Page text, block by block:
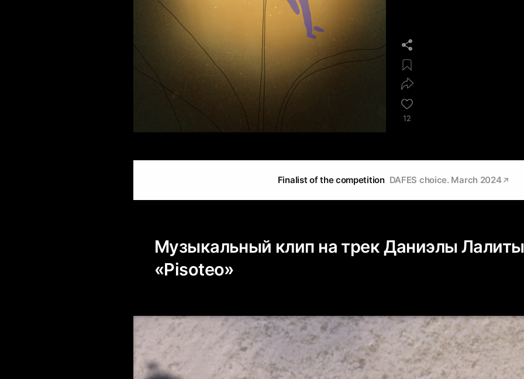
12
Finalist of the competition DAFES choice. March 2024
Музыкальный клип на трек Даниэлы Лалиты
«Pisoteo»